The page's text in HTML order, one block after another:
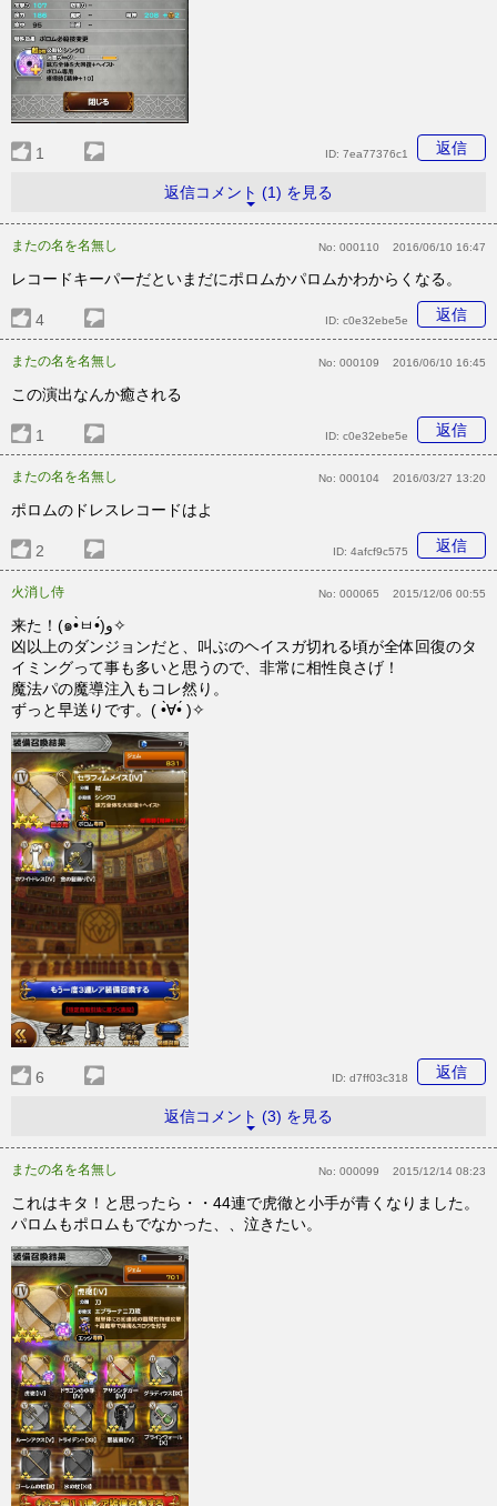
1 返信
ID: 7ea77376c1
返信コメント (1) を見る
またの名を名無し No: 000110 2016/06/10 16:47
レコードキーパーだといまだにポロムかパロムかわからくなる。
4 返信
ID: c0e32ebe5e
またの名を名無し No: 000109 2016/06/10 16:45
この演出なんか癒される
1 返信
ID: c0e32ebe5e
またの名を名無し No: 000104 2016/03/27 13:20
ポロムのドレスレコードはよ
2 返信
ID: 4afcf9c575
火消し侍 No: 000065 2015/12/06 00:55
来た！(๑•̀ㅂ•́)و✧︎
凶以上のダンジョンだと、叫ぶのヘイスガ切れる頃が全体回復のタ
イミングって事も多いと思うので、非常に相性良さげ！
魔法パの魔導注入もコレ然り。
ずっと早送りです。( •̀∀︎•́ )✧︎
6 返信
ID: d7ff03c318
返信コメント (3) を見る
またの名を名無し No: 000099 2015/12/14 08:23
これはキタ！と思ったら・・44連で虎徹と小手が青くなりました。
パロムもポロムもでなかった、、泣きたい。